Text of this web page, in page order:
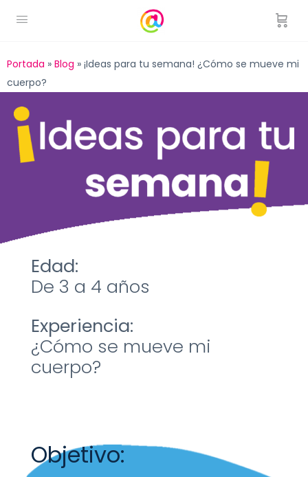
Portada » Blog » ¡Ideas para tu semana! ¿Cómo se mueve mi
cuerpo?
Edad:
De 3 a 4 años
Experiencia:
¿Cómo se mueve mi
cuerpo?​
Objetivo: